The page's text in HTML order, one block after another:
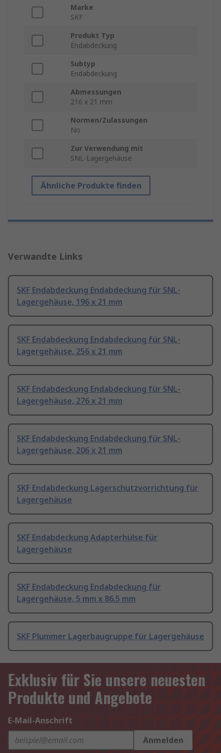
Marke
SKF
Produkt Typ
Endabdeckung
Subtyp
Endabdeckung
Abmessungen
216 x 21 mm
Normen/Zulassungen
No
Zur Verwendung mit
SNL-Lagergehäuse
Ähnliche Produkte finden
Verwandte Links
SKF Endabdeckung Endabdeckung für SNL-
Lagergehäuse, 196 x 21 mm
SKF Endabdeckung Endabdeckung für SNL-
Lagergehäuse, 256 x 21 mm
SKF Endabdeckung Endabdeckung für SNL-
Lagergehäuse, 276 x 21 mm
SKF Endabdeckung Endabdeckung für SNL-
Lagergehäuse, 206 x 21 mm
SKF Endabdeckung Lagerschutzvorrichtung für
Lagergehäuse
SKF Endabdeckung Adapterhülse für
Lagergehäuse
SKF Endabdeckung Endabdeckung für
Lagergehäuse, 5 mm x 86.5 mm
SKF Plummer Lagerbaugruppe für Lagergehäuse
Exklusiv für Sie unsere neuesten
Produkte und Angebote
E-Mail-Anschrift
Anmelden